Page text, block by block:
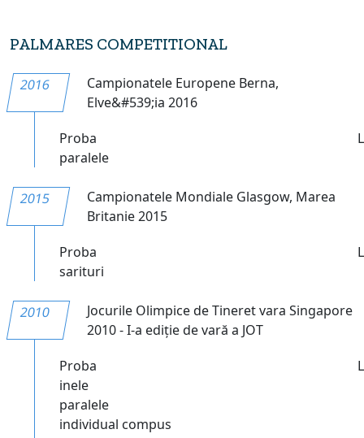
PALMARES COMPETITIONAL
2016
Campionatele Europene Berna,
Elve&#539;ia 2016
Proba
paralele
2015
Campionatele Mondiale Glasgow, Marea
Britanie 2015
Proba
sarituri
2010
Jocurile Olimpice de Tineret vara Singapore
2010 - I-a ediție de vară a JOT
Proba
inele
paralele
individual compus